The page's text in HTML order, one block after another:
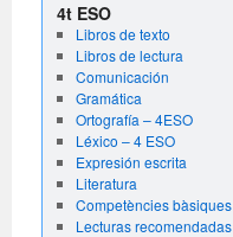
4t ESO
Libros de texto
Libros de lectura
Comunicación
Gramática
Ortografía – 4ESO
Léxico – 4 ESO
Expresión escrita
Literatura
Competències bàsiques
Lecturas recomendadas